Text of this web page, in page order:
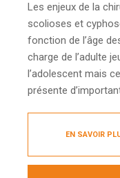
Les enjeux de la
scolioses et
fonction de l’âge
charge de l’adulte
l’adolescent mais
présente
EN SAVOIR